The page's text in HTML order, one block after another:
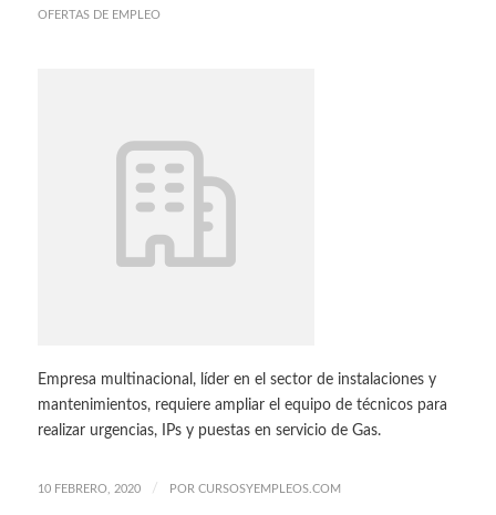
OFERTAS DE EMPLEO
Empresa multinacional, líder en el sector de instalaciones y
mantenimientos, requiere ampliar el equipo de técnicos para
realizar urgencias, IPs y puestas en servicio de Gas.
10 FEBRERO, 2020 / POR CURSOSYEMPLEOS.COM